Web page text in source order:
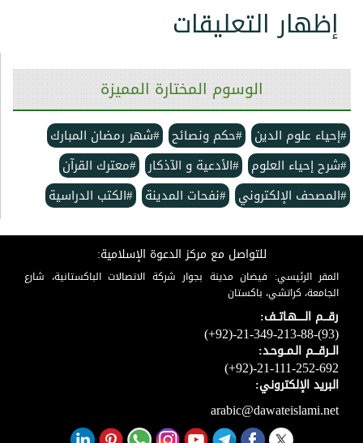
الوسوم المختارة المميزة
#إحياء علوم الدين #حكم ونصائح #شهر رمضان المبارك
#شرح إحياء العلوم #الأدعية و الآذكار #معترك القرآن
#المصحف الإلكتروني #نفحات المدينة #الكتب الدراسية
إظهار التعليقات
للتواصل مع مركز الدعوة الإسلامية:
المقر الرئيسي: فيضان مدينة بجوار شركة الاتصالات الباكستانية، شارع
الجامعة، كراتشي، باكستان
رقـــم الـــــهـاتــف:
(+92)-21-349-213-88-(93)
الــرقـــم الـمــوحـد:
(+92)-21-111-252-692
البريد الإلكتروني:
arabic@dawateislami.net